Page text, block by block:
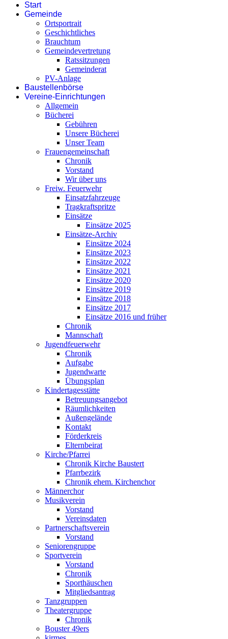
Start
Gemeinde
Ortsportrait
Geschichtliches
Brauchtum
Gemeindevertretung
Ratssitzungen
Gemeinderat
PV-Anlage
Baustellenbörse
Vereine-Einrichtungen
Allgemein
Bücherei
Gebühren
Unsere Bücherei
Unser Team
Frauengemeinschaft
Chronik
Vorstand
Wir über uns
Freiw. Feuerwehr
Einsatzfahrzeuge
Tragkraftspritze
Einsätze
Einsätze 2025
Einsätze-Archiv
Einsätze 2024
Einsätze 2023
Einsätze 2022
Einsätze 2021
Einsätze 2020
Einsätze 2019
Einsätze 2018
Einsätze 2017
Einsätze 2016 und früher
Chronik
Mannschaft
Jugendfeuerwehr
Chronik
Aufgabe
Jugendwarte
Übungsplan
Kindertagesstätte
Betreuungsangebot
Räumlichkeiten
Außengelände
Kontakt
Förderkreis
Elternbeirat
Kirche/Pfarrei
Chronik Kirche Baustert
Pfarrbezirk
Chronik ehem. Kirchenchor
Männerchor
Musikverein
Vorstand
Vereinsdaten
Partnerschaftsverein
Vorstand
Seniorengruppe
Sportverein
Vorstand
Chronik
Sporthäuschen
Mitgliedsantrag
Tanzgruppen
Theatergruppe
Chronik
Bouster 49ers